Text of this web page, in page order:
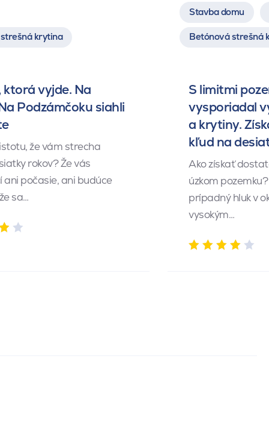
krytina
ktorá vyjde. Na
Podzámčoku siahli
že vám strecha
rokov? Že vás
ani počasie, ani budúce
sa…
Stavba domu
Betónová strešná
S limitmi
vysporiadal
a krytiny.
kľud na
Ako získať
úzkom
prípadný hluk v
vysokým…